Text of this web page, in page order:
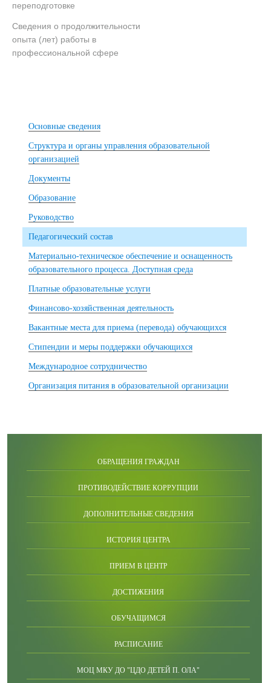
переподготовке
Сведения о продолжительности
опыта (лет) работы в
профессиональной сфере
Основные сведения
Структура и органы управления образовательной
организацией
Документы
Образование
Руководство
Педагогический состав
Материально-техническое обеспечение и оснащенность
образовательного процесса. Доступная среда
Платные образовательные услуги
Финансово-хозяйственная деятельность
Вакантные места для приема (перевода) обучающихся
Стипендии и меры поддержки обучающихся
Международное сотрудничество
Организация питания в образовательной организации
ОБРАЩЕНИЯ ГРАЖДАН
ПРОТИВОДЕЙСТВИЕ КОРРУПЦИИ
ДОПОЛНИТЕЛЬНЫЕ СВЕДЕНИЯ
ИСТОРИЯ ЦЕНТРА
ПРИЕМ В ЦЕНТР
ДОСТИЖЕНИЯ
ОБУЧАЩИМСЯ
РАСПИСАНИЕ
МОЦ МКУ ДО "ЦДО ДЕТЕЙ П. ОЛА"